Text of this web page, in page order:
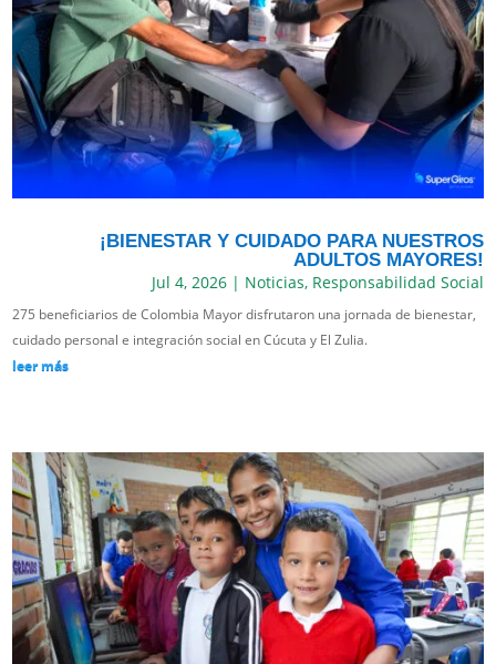
¡BIENESTAR Y CUIDADO PARA NUESTROS
ADULTOS MAYORES!
Jul 4, 2026| Noticias, Responsabilidad Social
275 beneficiarios de Colombia Mayor disfrutaron una jornada de bienestar,
cuidado personal e integración social en Cúcuta y El Zulia.
leer más